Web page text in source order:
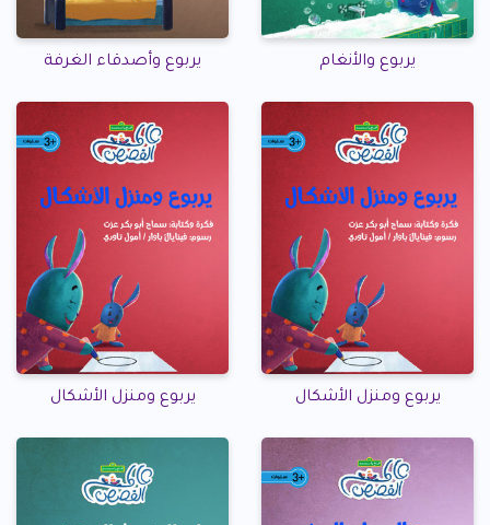
يربوع والأنغام يربوع وأصدقاء الغرفة
يربوع ومنزل الأشكال يربوع ومنزل الأشكال